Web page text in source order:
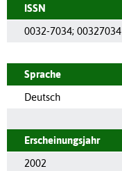
ISSN
0032-7034; 00327034
Sprache
Deutsch
Erscheinungsjahr
2002